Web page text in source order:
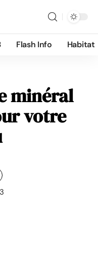
Flash Info Habitat
minéral
votre